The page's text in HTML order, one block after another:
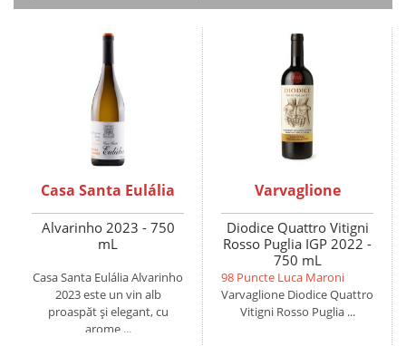
Casa Santa Eulália
Alvarinho 2023 - 750
mL
Casa Santa Eulália Alvarinho
2023 este un vin alb
proaspăt și elegant, cu
arome ...
Varvaglione
Diodice Quattro Vitigni
Rosso Puglia IGP 2022 -
750 mL
98 Puncte Luca Maroni
Varvaglione Diodice Quattro
Vitigni Rosso Puglia ...